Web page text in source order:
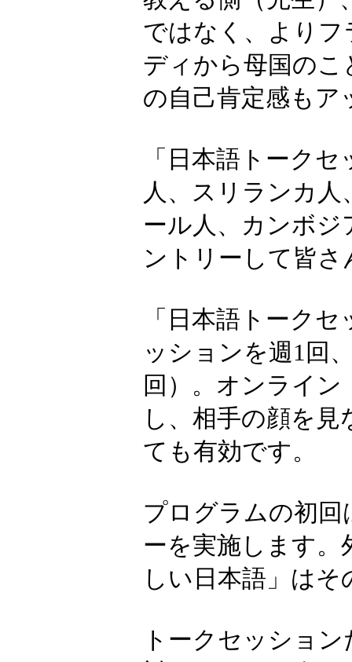
このプログラ
く“話し相手”
教える側（先
ではなく、よ
ディから母国
の自己肯定感
「日本語トー
人、スリラン
ル人、カンボ
トリーして皆
「日本語トー
ッションを週
回）。オンラ